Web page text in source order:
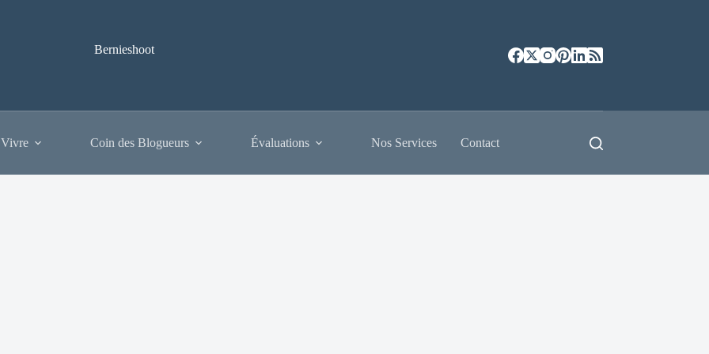
Bernieshoot
Coin des Blogueurs Évaluations Nos Services Contact